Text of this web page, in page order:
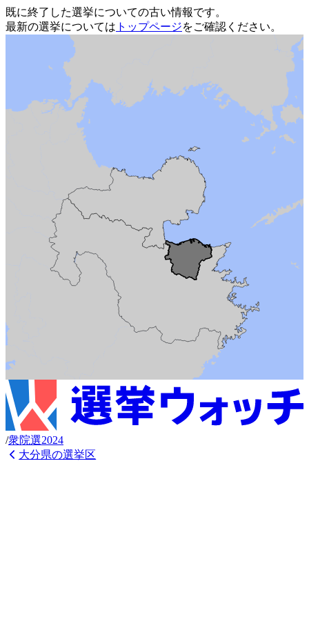
既に終了した選挙についての古い情報です。
最新の選挙については トップページをご確認ください。
/衆院選2024
大分県の選挙区